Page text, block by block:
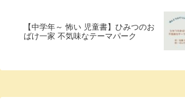
【中学年～ 怖い 児童書】ひみつのお
ばけ一家 不気味なテーマパーク